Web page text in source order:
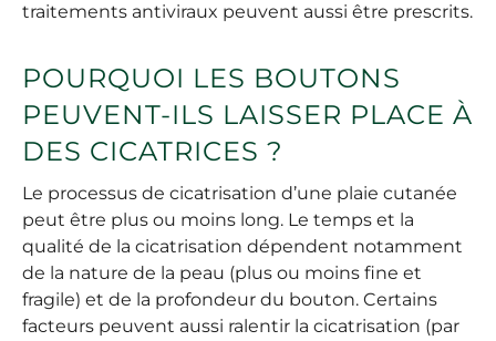
traitements antiviraux peuvent aussi être prescrits.
POURQUOI LES BOUTONS
PEUVENT-ILS LAISSER PLACE À
DES CICATRICES ?
Le processus de cicatrisation d’une plaie cutanée
peut être plus ou moins long. Le temps et la
qualité de la cicatrisation dépendent notamment
de la nature de la peau (plus ou moins fine et
fragile) et de la profondeur du bouton. Certains
facteurs peuvent aussi ralentir la cicatrisation (par